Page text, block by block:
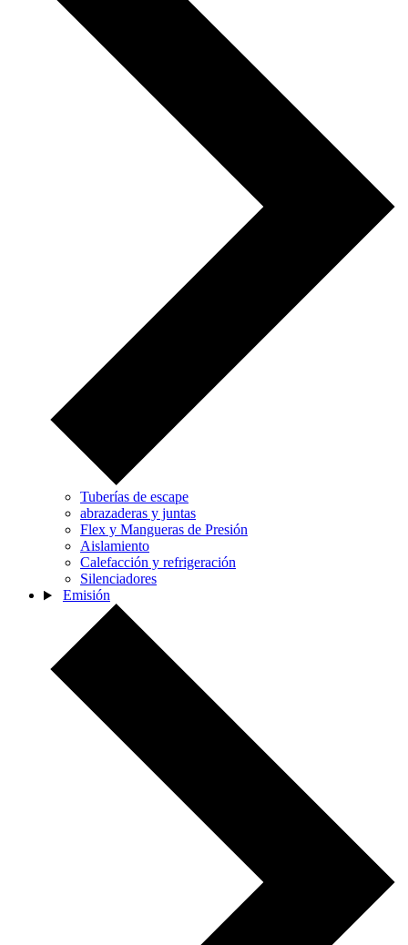
Tuberías de escape
abrazaderas y juntas
Flex y Mangueras de Presión
Aislamiento
Calefacción y refrigeración
Silenciadores
Emisión